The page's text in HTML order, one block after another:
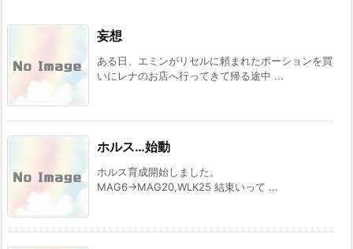
妄想
ある日、エミンがリセルに頼まれたポーションを買
いにレナのお店へ行ってきて帰る途中 ...
ホルス…始動
ホルス育成開始しました。
MAG6→MAG20,WLK25 結束いって ...